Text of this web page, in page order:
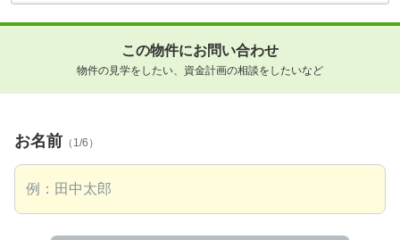
この物件にお問い合わせ
物件の見学をしたい、資金計画の相談をしたいなど
お名前 （1/6）